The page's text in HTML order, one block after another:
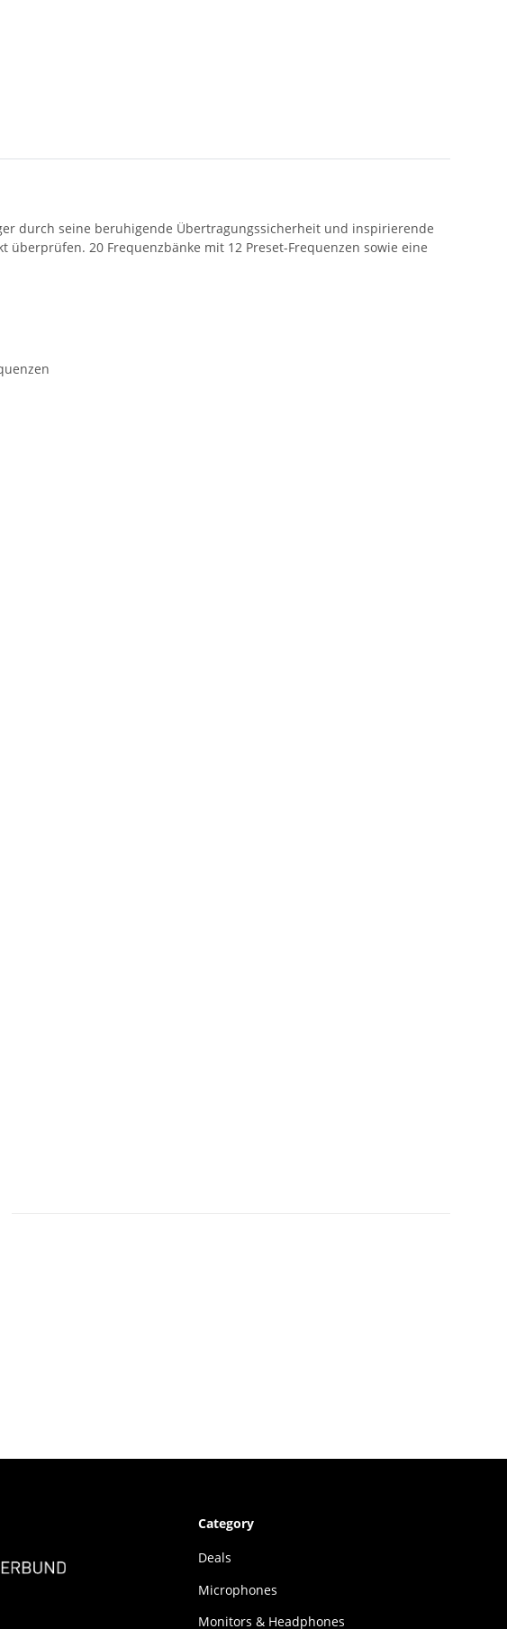
durch seine beruhigende Übertragungssicherheit und inspirierende
überprüfen. 20 Frequenzbänke mit 12 Preset-Frequenzen sowie eine
Category
Deals
Microphones
Monitors & Headphones